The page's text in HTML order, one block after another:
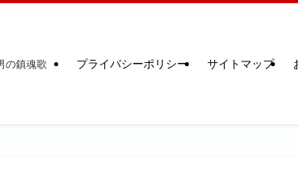
の鎮魂歌 プライバシーポリシー サイトマップ